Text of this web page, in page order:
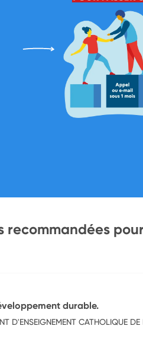
recommandées
durable.
D'ENSEIGNEMENT CATHOLIQUE